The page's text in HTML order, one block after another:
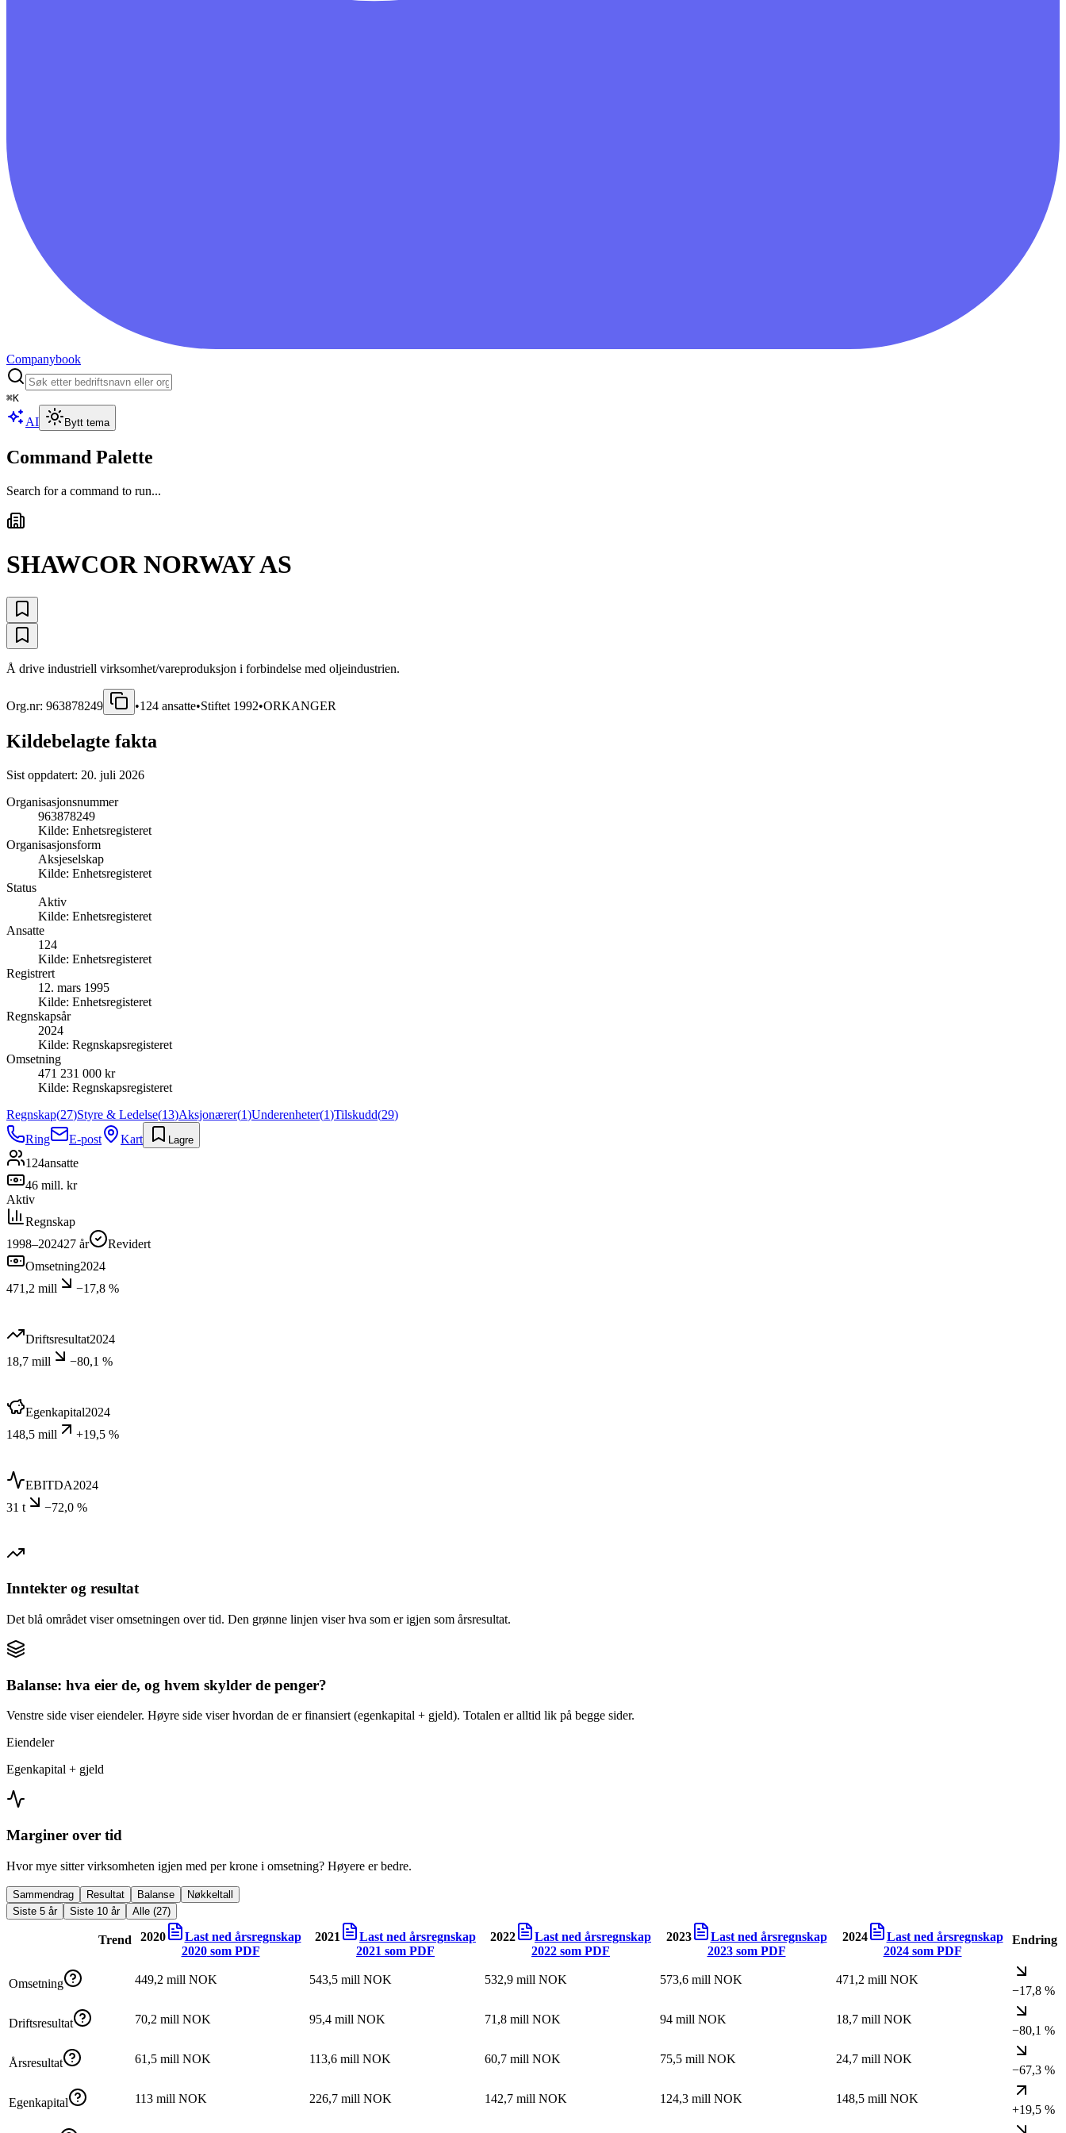
Companybook
⌘K
AI Bytt tema
Command Palette
Search for a command to run...
SHAWCOR NORWAY AS
Å drive industriell virksomhet/vareproduksjon i forbindelse med oljeindustrien.
Org.nr: 963878249 •124 ansatte•Stiftet 1992•ORKANGER
Kildebelagte fakta
Sist oppdatert: 20. juli 2026
Organisasjonsnummer
963878249
Kilde: Enhetsregisteret
Organisasjonsform
Aksjeselskap
Kilde: Enhetsregisteret
Status
Aktiv
Kilde: Enhetsregisteret
Ansatte
124
Kilde: Enhetsregisteret
Registrert
12. mars 1995
Kilde: Enhetsregisteret
Regnskapsår
2024
Kilde: Regnskapsregisteret
Omsetning
471 231 000 kr
Kilde: Regnskapsregisteret
Regnskap(27)Styre & Ledelse(13)Aksjonærer(1)Underenheter(1)Tilskudd(29)
Ring
E-post Kart Lagre
124ansatte
46 mill. kr
Aktiv
Regnskap
1998–202427 år
Revidert
Omsetning2024
471,2 mill
−17,8 %
Driftsresultat2024
18,7 mill
−80,1 %
Egenkapital2024
148,5 mill
+19,5 %
EBITDA2024
31 t
−72,0 %
Inntekter og resultat
Det blå området viser omsetningen over tid. Den grønne linjen viser hva som er igjen som årsresultat.
Balanse: hva eier de, og hvem skylder de penger?
Venstre side viser eiendeler. Høyre side viser hvordan de er finansiert (egenkapital + gjeld). Totalen er alltid lik på begge sider.
Eiendeler
Egenkapital + gjeld
Marginer over tid
Hvor mye sitter virksomheten igjen med per krone i omsetning? Høyere er bedre.
Sammendrag Resultat Balanse
Nøkkeltall
Siste 5 år
Siste 10 år Alle (27)
Trend 2020
Last ned årsregnskap
2020som PDF
2021
Last ned årsregnskap
2021 som PDF
2022
Last ned årsregnskap
2022 som PDF
2023
Last ned årsregnskap
2023som PDF
2024
Last ned årsregnskap
2024som PDF
Endring
Omsetning 449,2 mill NOK 543,5 mill NOK 532,9 mill NOK 573,6 mill NOK
471,2 mill NOK
−17,8 %
Driftsresultat 70,2 mill NOK 95,4 mill NOK 71,8 mill NOK 94 mill NOK
18,7 mill NOK
−80,1 %
Årsresultat 61,5 mill NOK 113,6 mill NOK 60,7 mill NOK 75,5 mill NOK
24,7 mill NOK
−67,3 %
Egenkapital 113 mill NOK 226,7 mill NOK 142,7 mill NOK 124,3 mill NOK
148,5 mill NOK
+19,5 %